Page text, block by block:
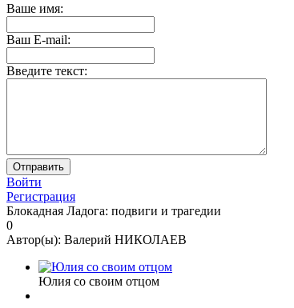
Ваше имя:
Ваш E-mail:
Введите текст:
Войти
Регистрация
Блокадная Ладога: подвиги и трагедии
0
Автор(ы): Валерий НИКОЛАЕВ
Юлия со своим отцом